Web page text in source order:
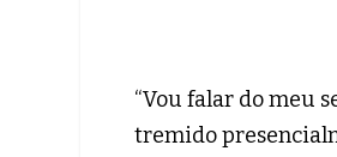
“Vou falar do meu
tremido